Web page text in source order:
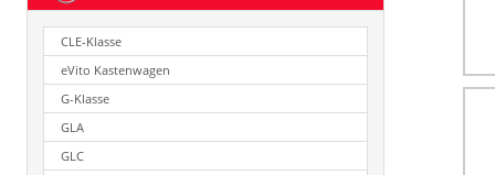
CLE-Klasse
eVito Kastenwagen
G-Klasse
GLA
GLC